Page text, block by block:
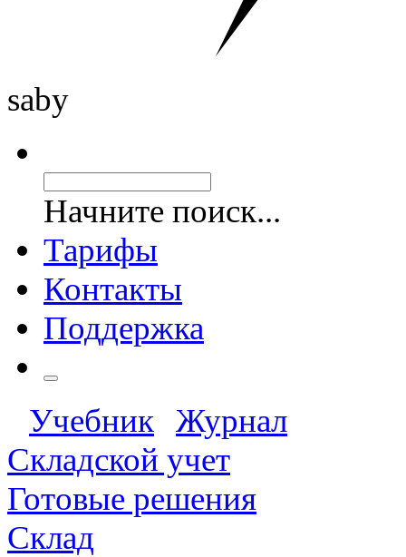
saby
Начните поиск...
Тарифы
Контакты
Поддержка
Учебник
Журнал
Складской учет
Готовые решения
Склад